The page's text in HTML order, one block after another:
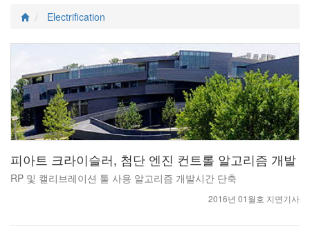
Electrification
피아트 크라이슬러, 첨단 엔진 컨트롤 알고리즘 개발
RP 및 캘리브레이션 툴 사용 알고리즘 개발시간 단축
2016년 01월호 지면기사